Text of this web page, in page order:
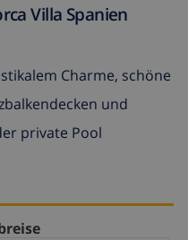
Villa Spanien
Charme, schöne
und
private Pool